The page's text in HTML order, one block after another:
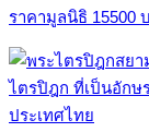
ราคามูลนิธิ 15500